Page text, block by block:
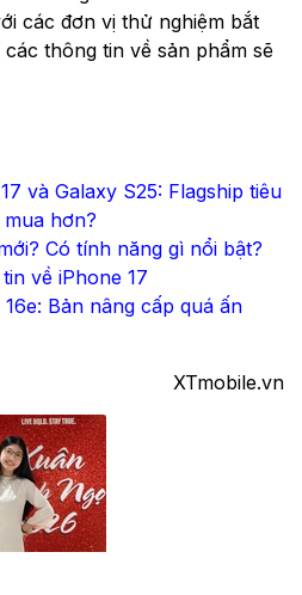
các đơn vị thử nghiệm bắt
thông tin về sản phẩm sẽ
và Galaxy S25: Flagship tiêu
hơn?
Có tính năng gì nổi bật?
về iPhone 17
Bản nâng cấp quá ấn
XTmobile.vn